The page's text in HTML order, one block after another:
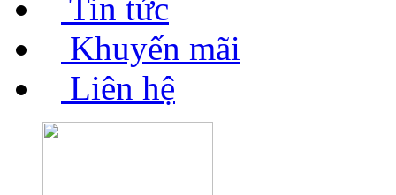
Tin tức
Khuyến mãi
Liên hệ